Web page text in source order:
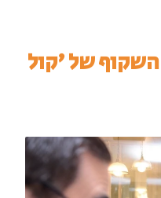
של 'קול